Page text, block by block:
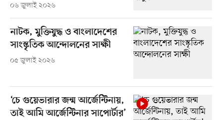
০৬ জুলাই ২০২৬
নাটক, মুক্তিযুদ্ধ ও বাংলাদেশের
সাংস্কৃতিক আন্দোলনের সাক্ষী
০৫ জুলাই ২০২৬
‘চে গুয়েভারার জন্ম আর্জেন্টিনায়,
তাই আমি আর্জেন্টিনার সাপোর্টার’